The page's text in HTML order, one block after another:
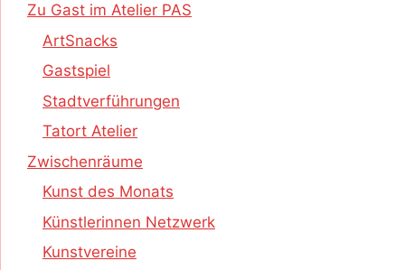
Zu Gast im Atelier PAS
ArtSnacks
Gastspiel
Stadtverführungen
Tatort Atelier
Zwischenräume
Kunst des Monats
Künstlerinnen Netzwerk
Kunstvereine